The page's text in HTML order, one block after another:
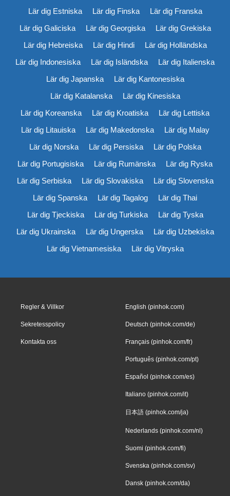
Lär dig Estniska
Lär dig Finska
Lär dig Franska
Lär dig Galiciska
Lär dig Georgiska
Lär dig Grekiska
Lär dig Hebreiska
Lär dig Hindi
Lär dig Holländska
Lär dig Indonesiska
Lär dig Isländska
Lär dig Italienska
Lär dig Japanska
Lär dig Kantonesiska
Lär dig Katalanska
Lär dig Kinesiska
Lär dig Koreanska
Lär dig Kroatiska
Lär dig Lettiska
Lär dig Litauiska
Lär dig Makedonska
Lär dig Malay
Lär dig Norska
Lär dig Persiska
Lär dig Polska
Lär dig Portugisiska
Lär dig Rumänska
Lär dig Ryska
Lär dig Serbiska
Lär dig Slovakiska
Lär dig Slovenska
Lär dig Spanska
Lär dig Tagalog
Lär dig Thai
Lär dig Tjeckiska
Lär dig Turkiska
Lär dig Tyska
Lär dig Ukrainska
Lär dig Ungerska
Lär dig Uzbekiska
Lär dig Vietnamesiska
Lär dig Vitryska
Regler & Villkor
Sekretesspolicy
Kontakta oss
English (pinhok.com)
Deutsch (pinhok.com/de)
Français (pinhok.com/fr)
Português (pinhok.com/pt)
Español (pinhok.com/es)
Italiano (pinhok.com/it)
日本語 (pinhok.com/ja)
Nederlands (pinhok.com/nl)
Suomi (pinhok.com/fi)
Svenska (pinhok.com/sv)
Dansk (pinhok.com/da)